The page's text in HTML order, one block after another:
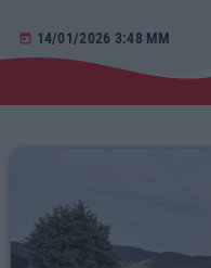
Προσεχείς
ERKO
today 14/01/2026 3:48 ΜΜ